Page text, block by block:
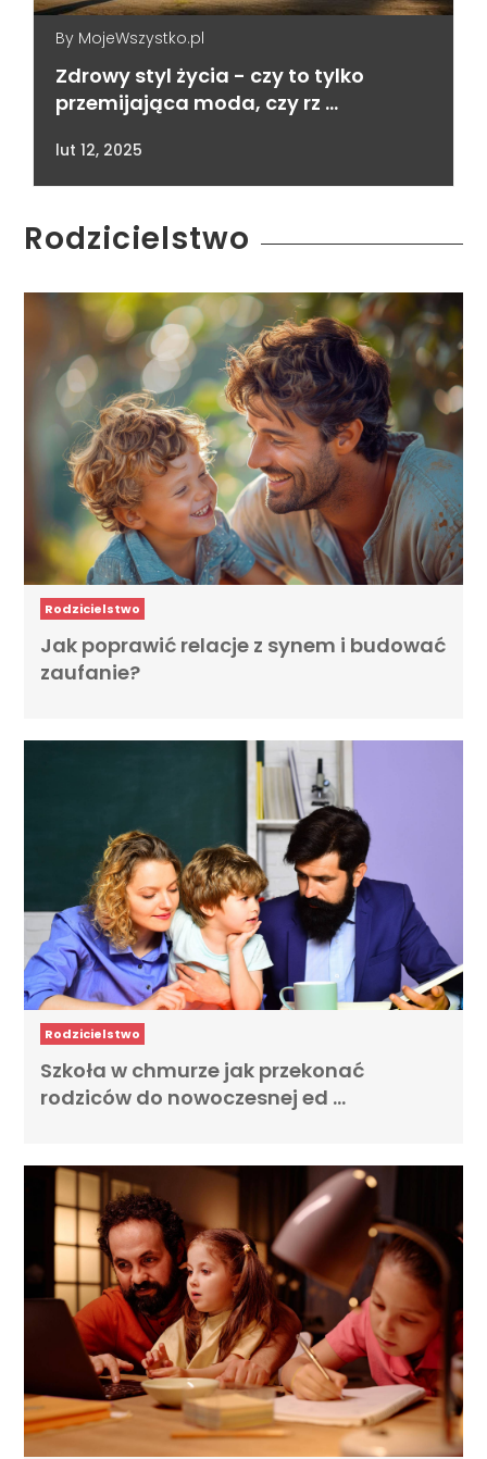
By MojeWszystko.pl
Zdrowy styl życia - czy to tylko
przemijająca moda, czy rz …
lut 12, 2025
Rodzicielstwo
Rodzicielstwo
Jak poprawić relacje z synem i budować
zaufanie?
Rodzicielstwo
Szkoła w chmurze jak przekonać
rodziców do nowoczesnej ed …